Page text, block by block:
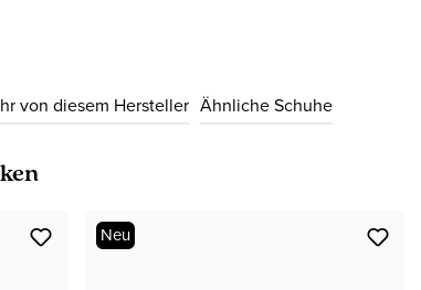
von diesem Hersteller Ähnliche Schuhe
Neu